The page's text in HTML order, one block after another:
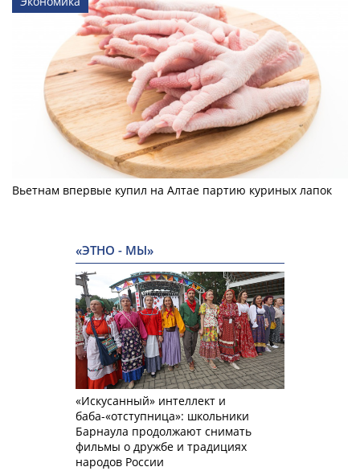
Вьетнам впервые купил на Алтае партию куриных лапок
«ЭТНО - МЫ»
«Искусанный» интеллект и
баба-«отступница»: школьники
Барнаула продолжают снимать
фильмы о дружбе и традициях
народов России